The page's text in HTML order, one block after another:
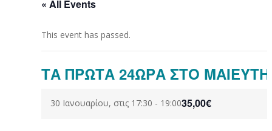
« All Events
This event has passed.
ΤΑ ΠΡΩΤΑ 24ΩΡΑ ΣΤΟ
30 Ιανουαρίου, στις 17:30 - 19:0035,00€